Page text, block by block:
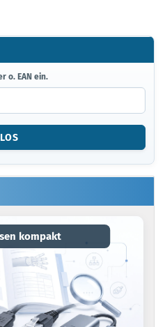
o. EAN ein.
LOS
kompakt